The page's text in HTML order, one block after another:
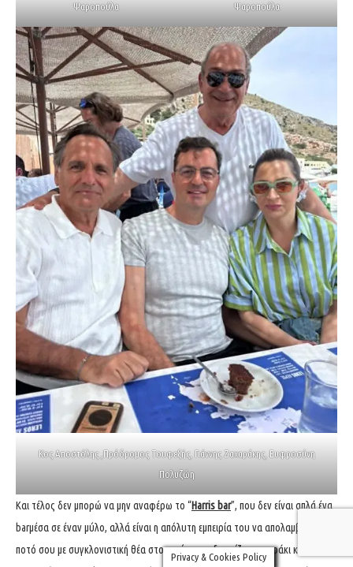
Ψαροπούλα Ψαροπούλα
Κος Αποστόλης ,Πρόδρομος Τουφεξής, Γιάννης Ζαχαράκης, Ευφροσύνη
Πολυζώη
Και τέλος δεν μπορώ να μην αναφέρω το “Harris bar”, που δεν είναι απλά ένα
barμέσα σε έναν μύλο, αλλά είναι η απόλυτη εμπειρία του να απολαμβάνεις το
ποτό σου με συγκλονιστική θέα στο νησί, να σε δροσίζει το αεράκι και να μην
Privacy & Cookies Policy